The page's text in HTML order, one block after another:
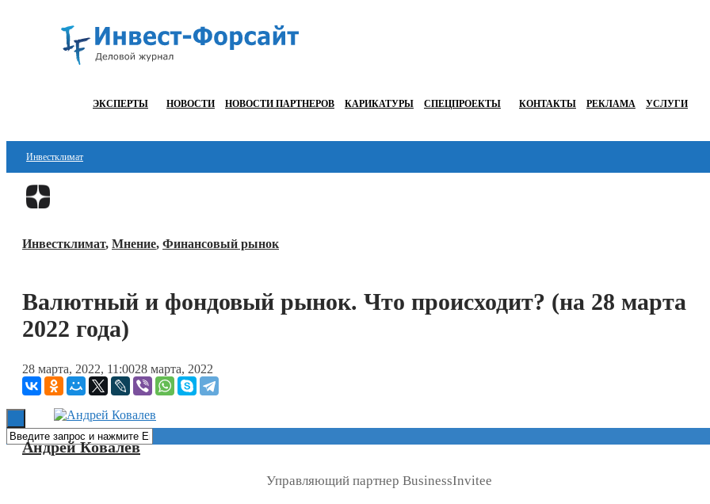
ЭКСПЕРТЫ НОВОСТИ НОВОСТИ ПАРТНЕРОВ КАРИКАТУРЫ СПЕЦПРОЕКТЫ КОНТАКТЫ РЕКЛАМА УСЛУГИ
Инвестклимат
Финансы
Блокчейн
Книги
Инвестклимат, Мнение, Финансовый рынок
Валютный и фондовый рынок. Что происходит? (на 28 марта
2022 года)
28 марта, 2022, 11:0028 марта, 2022
Андрей Ковалев
Управляющий партнер BusinessInvitee